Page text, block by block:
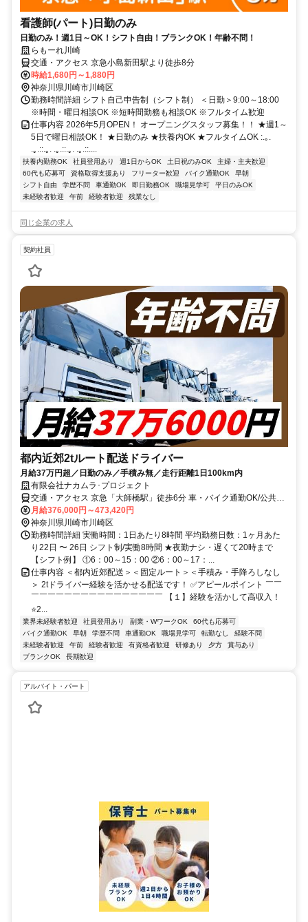
看護師(パート)日勤のみ
日勤のみ！週1日～OK！シフト自由！ブランクOK！年齢不問！
らもーれ川崎
交通・アクセス 京急小島新田駅より徒歩8分
時給1,680円～1,880円
神奈川県川崎市川崎区
勤務時間詳細 シフト自己申告制（シフト制） ＜日勤＞9:00～18:00
※時間・曜日相談OK ※短時間勤務も相談OK ※フルタイム歓迎
仕事内容 2026年5月OPEN！ オープニングスタッフ募集！！ ★週1～
5日で曜日相談OK！ ★日勤のみ ★扶養内OK ★フルタイムOK :.｡.
.｡.::.｡. .｡.::.｡. .｡.::....
扶養内勤務OK 社員登用あり 週1日からOK 土日祝のみOK
主婦・主夫歓迎
60代も応募可
資格取得支援あり フリーター歓迎 バイク通勤OK
早朝
シフト自由
学歴不問 車通勤OK 即日勤務OK 職場見学可
平日のみOK
未経験者歓迎
午前 経験者歓迎 残業なし
同じ企業の求人
契約社員
都内近郊2tルート配送ドライバー
月給37万円超／日勤のみ／手積み無／走行距離1日100km内
有限会社ナカムラ･プロジェクト
交通・アクセス 京急「大師橋駅」徒歩6分 車・バイク通勤OK/公共交
通機関ご利用の方も駅から徒歩圏内◎
月給376,000円～473,420円
神奈川県川崎市川崎区
勤務時間詳細 実働時間：1日あたり8時間 平均勤務日数：1ヶ月あた
り22日 〜 26日 シフト制/実働8時間 ★夜勤ナシ・遅くて20時まで
【シフト例】 ①6：00～15：00 ②6：00～17：...
仕事内容 ＜都内近郊配送＞＜固定ルート＞＜手積み・手降ろしなし
＞ 2tドライバー経験を活かせる配送です！ ✅アピールポイント ￣￣
￣￣￣￣￣￣￣￣￣￣￣￣￣￣￣￣ 【１】経験を活かして高収入！
⭐2...
業界未経験者歓迎 社員登用あり 副業・WワークOK
60代も応募可
バイク通勤OK
早朝 学歴不問 車通勤OK 職場見学可 転勤なし
経験不問
未経験者歓迎
午前 経験者歓迎 有資格者歓迎 研修あり 夕方
賞与あり
ブランクOK
長期歓迎
アルバイト・パート